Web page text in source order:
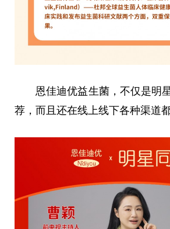
恩佳迪优益生菌，不仅是明
荐，而且还在线上线下各种渠道都